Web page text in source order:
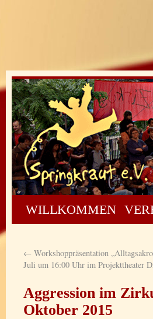
WILLKOMMEN
← Workshoppräsentation
Juli um 16:00 Uhr im Projekttheater
Aggression im
Oktober 2015